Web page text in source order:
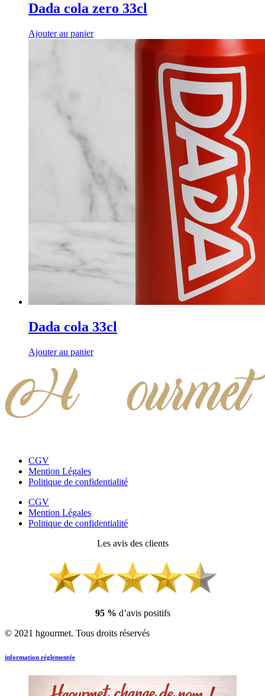
Dada cola zero 33cl
Ajouter au panier
Dada cola 33cl
Ajouter au panier
CGV
Mention Légales
Politique de confidentialité
CGV
Mention Légales
Politique de confidentialité
Les avis des clients
95 % d’avis positifs
© 2021 hgourmet. Tous droits réservés
information réglementée